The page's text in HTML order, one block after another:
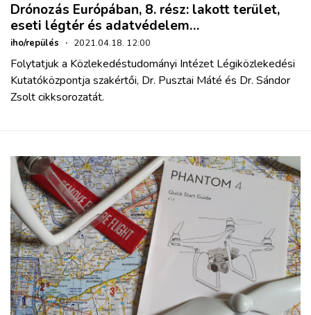
Drónozás Európában, 8. rész: lakott terület,
eseti légtér és adatvédelem…
iho/repülés · 2021.04.18. 12:00
Folytatjuk a Közlekedéstudományi Intézet Légiközlekedési
Kutatóközpontja szakértői, Dr. Pusztai Máté és Dr. Sándor
Zsolt cikksorozatát.